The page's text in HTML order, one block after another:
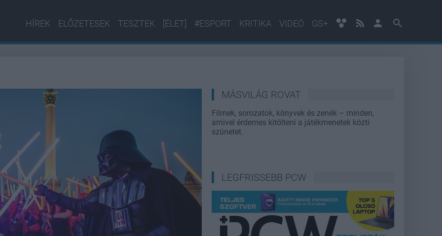
HÍREK ELŐZETESEK TESZTEK [ÉLET] #ESPORT KRITIKA VIDEÓ GS+
MÁSVILÁG ROVAT
Filmek, sorozatok, könyvek és zenék – minden,
amivel érdemes kitölteni a játékmenetek közti
szünetet.
LEGFRISSEBB PCW